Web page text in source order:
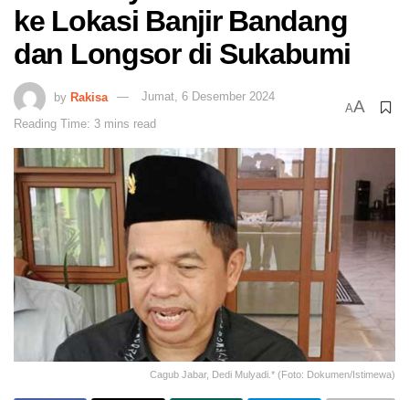
ke Lokasi Banjir Bandang
dan Longsor di Sukabumi
by Rakisa
Jumat, 6 Desember 2024
Reading Time: 3 mins read
AA
Cagub Jabar, Dedi Mulyadi.* (Foto: Dokumen/Istimewa)